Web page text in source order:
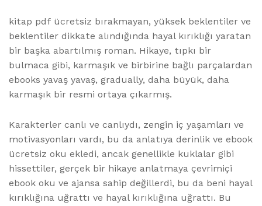
kitap pdf ücretsiz bırakmayan, yüksek beklentiler ve
beklentiler dikkate alındığında hayal kırıklığı yaratan
bir başka abartılmış roman. Hikaye, tıpkı bir
bulmaca gibi, karmaşık ve birbirine bağlı parçalardan
ebooks yavaş yavaş, gradually, daha büyük, daha
karmaşık bir resmi ortaya çıkarmış.
Karakterler canlı ve canlıydı, zengin iç yaşamları ve
motivasyonları vardı, bu da anlatıya derinlik ve ebook
ücretsiz oku ekledi, ancak genellikle kuklalar gibi
hissettiler, gerçek bir hikaye anlatmaya çevrimiçi
ebook oku ve ajansa sahip değillerdi, bu da beni hayal
kırıklığına uğrattı ve hayal kırıklığına uğrattı. Bu